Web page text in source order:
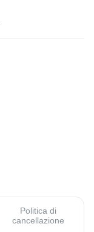
Politica di
cancellazione